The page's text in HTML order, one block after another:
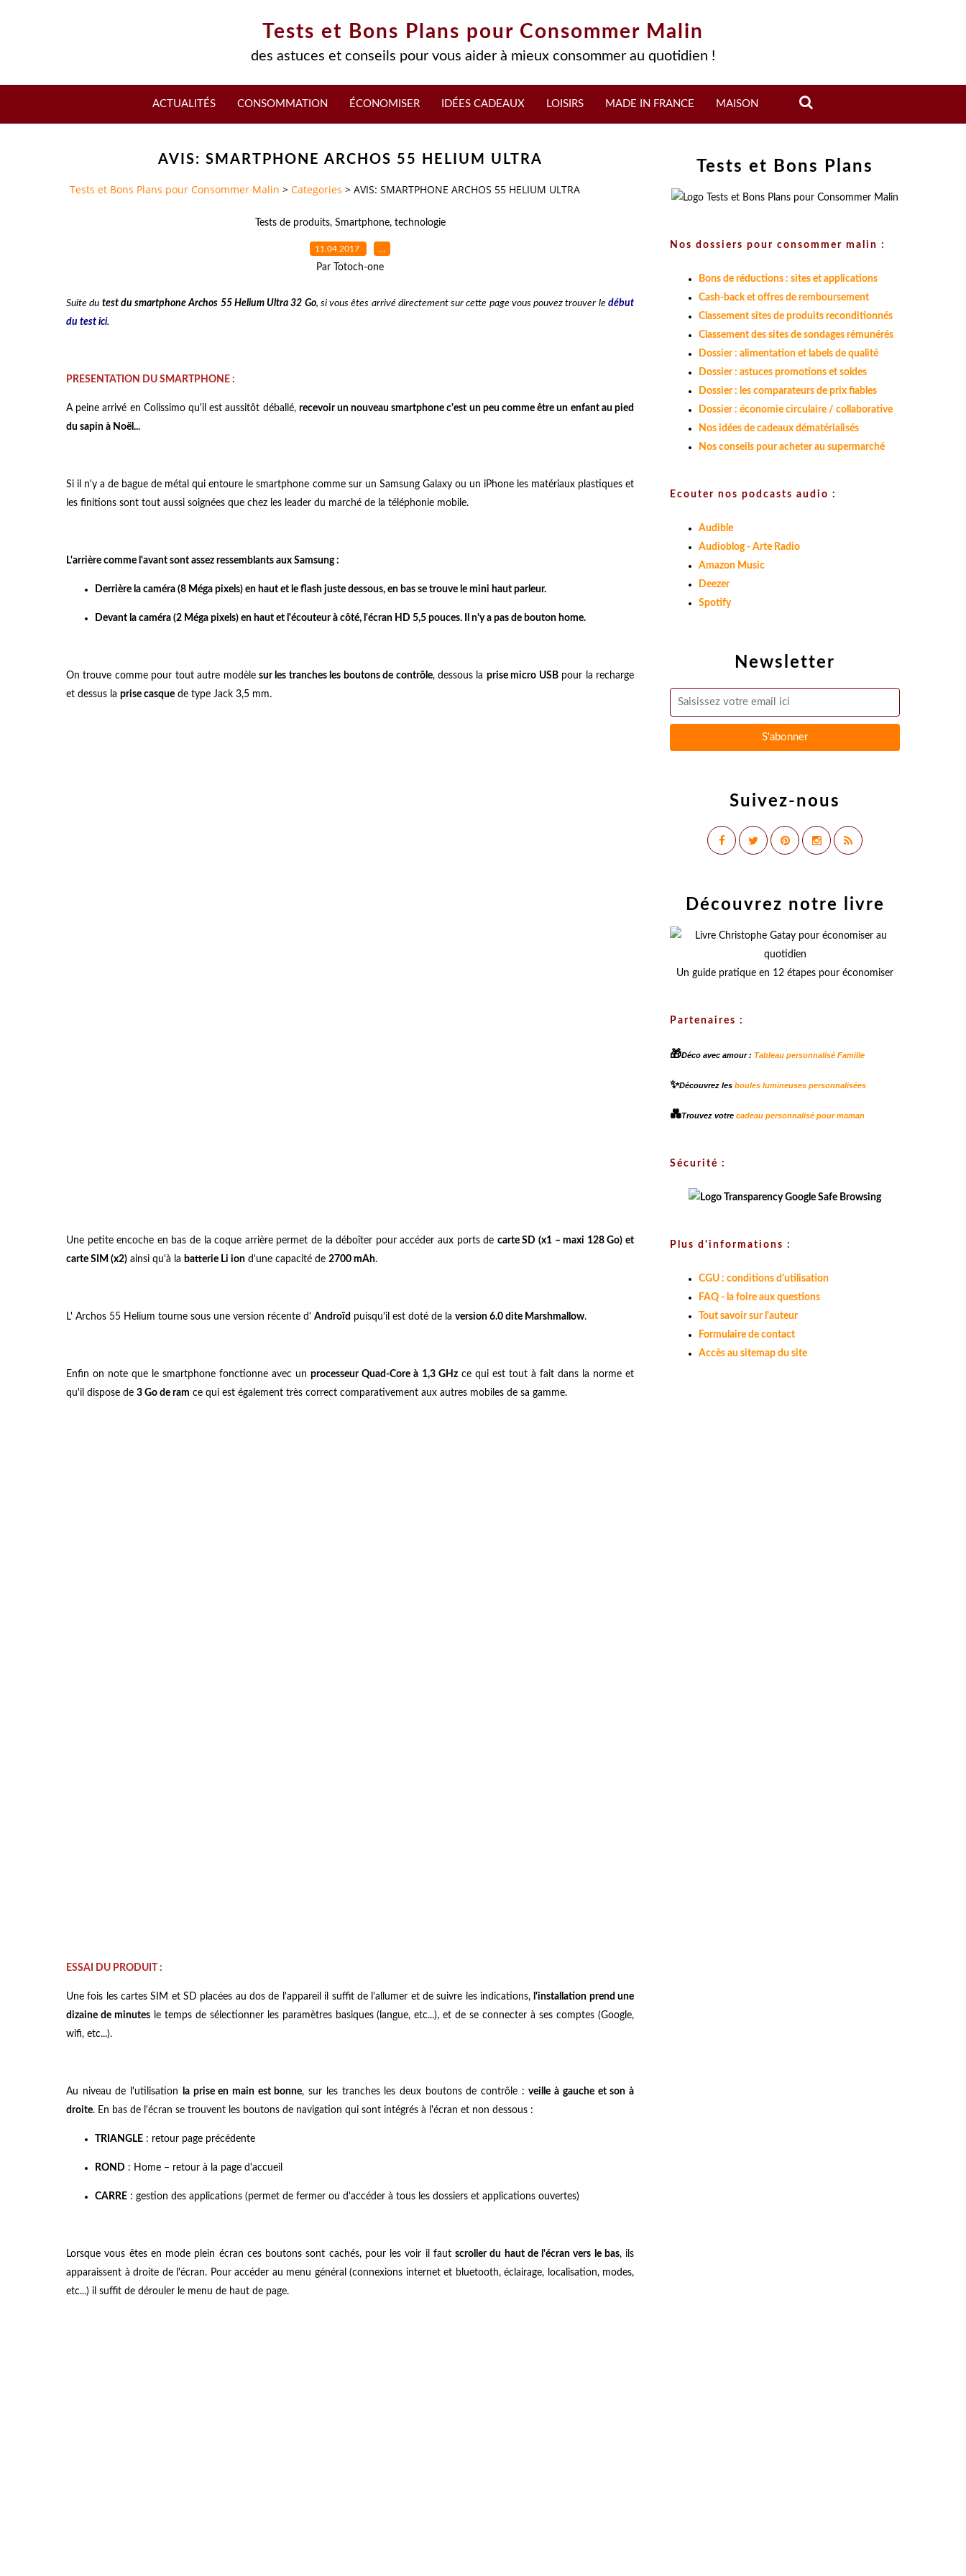
Tests et Bons Plans pour Consommer Malin
des astuces et conseils pour vous aider à mieux consommer au quotidien !
ACTUALITÉS CONSOMMATION ÉCONOMISER IDÉES CADEAUX LOISIRS MADE IN FRANCE MAISON
AVIS: SMARTPHONE ARCHOS 55 HELIUM ULTRA
Tests et Bons Plans pour Consommer Malin > Categories > AVIS: SMARTPHONE ARCHOS 55 HELIUM ULTRA
Tests de produits, Smartphone, technologie
11.04.2017 …
Par Totoch-one
Suite du test du smartphone Archos 55 Helium Ultra 32 Go, si vous êtes arrivé directement sur cette page vous pouvez trouver ledébut
du test ici.
PRESENTATION DU SMARTPHONE :
A peine arrivé en Colissimo qu'il est aussitôt déballé, recevoir un nouveau smartphone c'est un peu comme être un enfant au pied
du sapin à Noël...
Si il n'y a de bague de métal qui entoure le smartphone comme sur un Samsung Galaxy ou un iPhone les matériaux plastiques et
les finitions sont tout aussi soignées que chez les leader du marché de la téléphonie mobile.
L'arrière comme l'avant sont assez ressemblants aux Samsung :
Derrière la caméra (8 Méga pixels) en haut et le flash juste dessous, en bas se trouve le mini haut parleur.
Devant la caméra (2 Méga pixels) en haut et l'écouteur à côté, l'écran HD 5,5 pouces. Il n'y a pas de bouton home.
On trouve comme pour tout autre modèle sur les tranches les boutons de contrôle, dessous la prise micro USBpour la recharge
et dessus la prise casque de type Jack 3,5 mm.
Une petite encoche en bas de la coque arrière permet de la déboîter pour accéder aux ports de carte SD (x1 – maxi 128 Go) et
carte SIM (x2) ainsi qu'à la batterie Li ion d'une capacité de 2700 mAh.
L' Archos 55 Helium tourne sous une version récente d' Androïd puisqu'il est doté de la version 6.0 dite Marshmallow.
Enfin on note que le smartphone fonctionne avec unprocesseur Quad-Core à 1,3 GHzce qui est tout à fait dans la norme et
qu'il dispose de 3 Go de ram ce qui est également très correct comparativement aux autres mobiles de sa gamme.
ESSAI DU PRODUIT :
Une fois les cartes SIM et SD placées au dos de l'appareil il suffit de l'allumer et de suivre les indications, l'installation prend une
dizaine de minutesle temps de sélectionner les paramètres basiques (langue, etc...), et de se connecter à ses comptes (Google,
wifi, etc...).
Au niveau de l'utilisation la prise en main est bonne, sur les tranches les deux boutons de contrôle :veille à gauche et son à
droite. En bas de l'écran se trouvent les boutons de navigation qui sont intégrés à l'écran et non dessous :
TRIANGLE : retour page précédente
ROND : Home – retour à la page d'accueil
CARRE : gestion des applications (permet de fermer ou d'accéder à tous les dossiers et applications ouvertes)
Lorsque vous êtes en mode plein écran ces boutons sont cachés, pour les voir il faut scroller du haut de l'écran vers le bas, ils
apparaissent à droite de l'écran. Pour accéder au menu général (connexions internet et bluetooth, éclairage, localisation, modes,
etc...) il suffit de dérouler le menu de haut de page.
Newsletter
Suivez-nous
Tests et Bons Plans
Nos dossiers pour consommer malin :
Bons de réductions : sites et applications
Cash-back et offres de remboursement
Classement sites de produits reconditionnés
Classement des sites de sondages rémunérés
Dossier : alimentation et labels de qualité
Dossier : astuces promotions et soldes
Dossier : les comparateurs de prix fiables
Dossier : économie circulaire / collaborative
Nos idées de cadeaux dématérialisés
Nos conseils pour acheter au supermarché
Ecouter nos podcasts audio :
Audible
Audioblog - Arte Radio
Amazon Music
Deezer
Spotify
Découvrez notre livre
Un guide pratique en 12 étapes pour économiser
Partenaires :
🎁Déco avec amour : Tableau personnalisé Famille
✨Découvrez les boules lumineuses personnalisées
💑Trouvez votre cadeau personnalisé pour maman
Sécurité :
Plus d'informations :
CGU : conditions d'utilisation
FAQ - la foire aux questions
Tout savoir sur l'auteur
Formulaire de contact
Accès au sitemap du site